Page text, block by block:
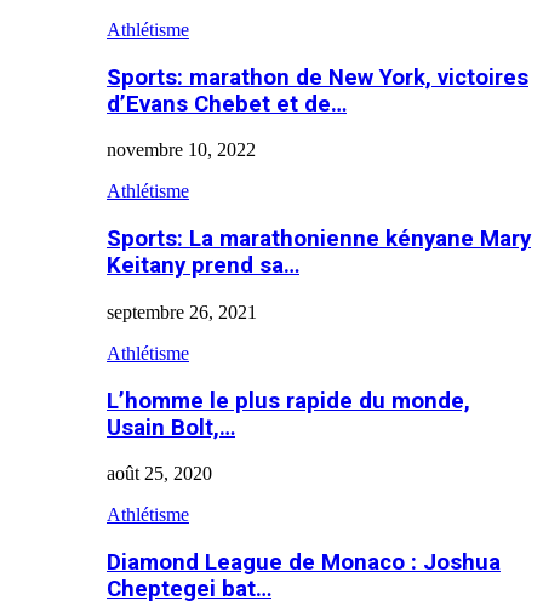
Athlétisme
Sports: marathon de New York, victoires
d’Evans Chebet et de…
novembre 10, 2022
Athlétisme
Sports: La marathonienne kényane Mary
Keitany prend sa…
septembre 26, 2021
Athlétisme
L’homme le plus rapide du monde,
Usain Bolt,…
août 25, 2020
Athlétisme
Diamond League de Monaco : Joshua
Cheptegei bat…